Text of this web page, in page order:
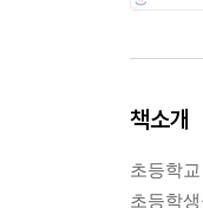
책소개
초등학
초등학